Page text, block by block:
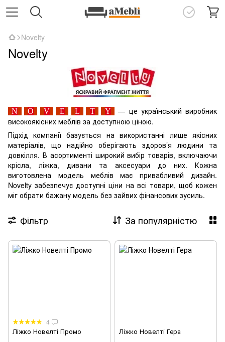
Novelty
Novelty
N O V E L T Y
— це український виробник
високоякісних меблів за доступною ціною.
Підхід компанії базується на використанні лише якісних
матеріалів, що надійно оберігають здоров’я людини та
довкілля. В асортименті широкий вибір товарів, включаючи
крісла, ліжка, дивани та аксесуари до них. Кожна
виготовлена модель меблів має привабливий дизайн.
Novelty забезпечує доступні ціни на всі товари, щоб кожен
міг обрати бажану модель без зайвих фінансових зусиль.
Фільтр За популярністю
4
Ліжко Новелті Промо Ліжко Новелті Гера